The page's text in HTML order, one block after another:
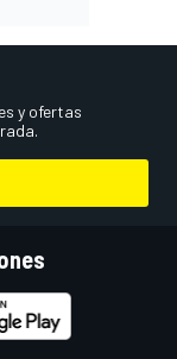
y ofertas